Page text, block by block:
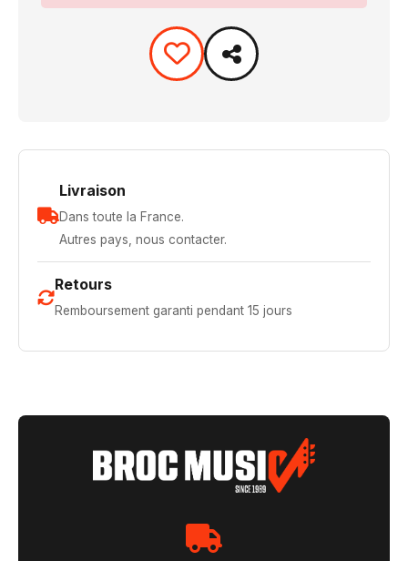
Livraison
Dans toute la France.
Autres pays, nous contacter.
Retours
Remboursement garanti pendant 15 jours